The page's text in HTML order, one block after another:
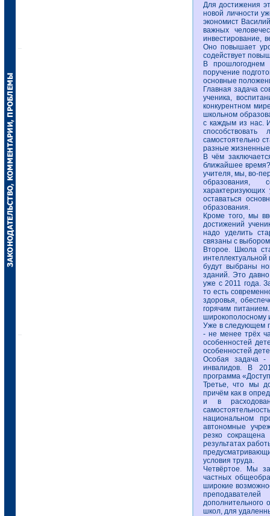
Для достижения
новой личности
экономист
важных
инвестирование,
Оно повышает
содействует
В
поручение
основные
Главная задача
ученика,
конкурентном
школьном
с каждым из нас.
самостоятельно
разные жизненные
В чём
ближайшее
учителя, мы, во-
образования,
характеризующих
оставаться
образования.
Кроме того, мы
достижений
надо уделить
связаны с
Второе. Школа
будут выбраны
зданий. Это
уже с 2011 года.
то есть
здоровья,
горячим
широкополосному
Уже в следующем
- не менее трёх
особенностей
особенностей
Особая задача -
инвалидов. В
программа
Третье, что мы
причём как в
и в
национальном
автономные
резко
результатах
условия труда.
Четвёртое. Мы
частных
широкие
дополнительного
школ, для